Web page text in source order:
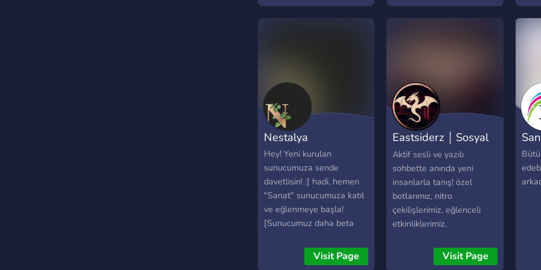
Nestalya
Hey! Yeni kurulan
sunucumuza sende
davetlisin! :] hadi, hemen
"Sanat" sunucumuza katıl
ve eğlenmeye başla!
[Sunucumuz daha beta
tamamlanmamıştır.]
Visit Page
Eastsiderz ￨ Sosyal
• Çekiliş •
Aktif sesli ve yazılı
sohbette anında yeni
insanlarla tanış! özel
botlarımız, nitro
çekilişlerimiz, eğlenceli
etkinliklerimiz,
panolarımız, eğlenceli
sohbetlerimiz, komik
Visit Page